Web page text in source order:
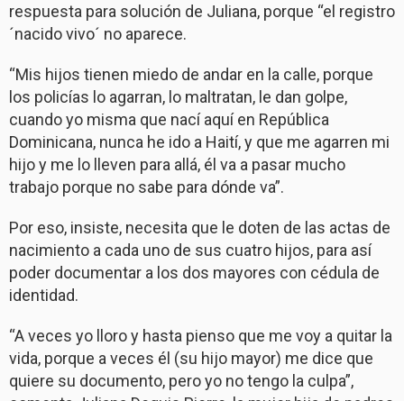
respuesta para solución de Juliana, porque “el registro
´nacido vivo´ no aparece.
“Mis hijos tienen miedo de andar en la calle, porque
los policías lo agarran, lo maltratan, le dan golpe,
cuando yo misma que nací aquí en República
Dominicana, nunca he ido a Haití, y que me agarren mi
hijo y me lo lleven para allá, él va a pasar mucho
trabajo porque no sabe para dónde va”.
Por eso, insiste, necesita que le doten de las actas de
nacimiento a cada uno de sus cuatro hijos, para así
poder documentar a los dos mayores con cédula de
identidad.
“A veces yo lloro y hasta pienso que me voy a quitar la
vida, porque a veces él (su hijo mayor) me dice que
quiere su documento, pero yo no tengo la culpa”,